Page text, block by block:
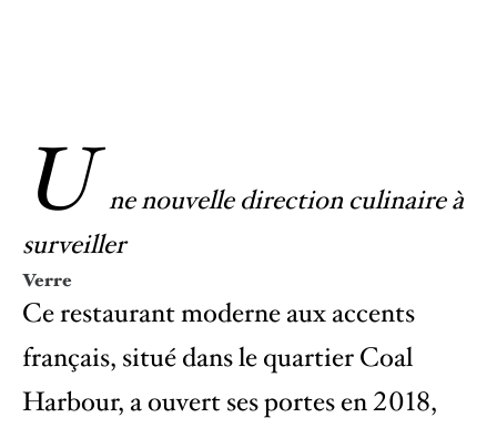
U ne nouvelle direction culinaire à
surveiller
Verre
Ce restaurant moderne aux accents
français, situé dans le quartier Coal
Harbour, a ouvert ses portes en 2018,